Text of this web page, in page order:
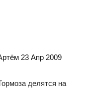
23 Апр 2009
делятся на